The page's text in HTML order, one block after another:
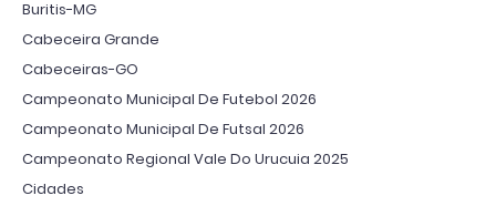
Buritis-MG
Cabeceira Grande
Cabeceiras-GO
Campeonato Municipal De Futebol 2026
Campeonato Municipal De Futsal 2026
Campeonato Regional Vale Do Urucuia 2025
Cidades